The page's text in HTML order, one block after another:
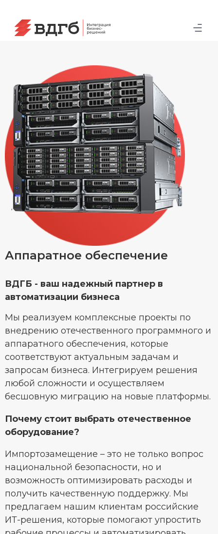
Аппаратное обеспечение
ВДГБ - ваш надежный партнер в
автоматизации бизнеса
Мы реализуем комплексные проекты по
внедрению отечественного программного и
аппаратного обеспечения, которые
соответствуют актуальным задачам и
запросам бизнеса. Интегрируем решения
любой сложности и осуществляем
бесшовную миграцию на новые платформы.
Почему стоит выбрать отечественное
оборудование?
Импортозамещение – это не только вопрос
национальной безопасности, но и
возможность оптимизировать расходы и
получить качественную поддержку. Мы
предлагаем нашим клиентам российские
ИТ-решения, которые помогают упростить